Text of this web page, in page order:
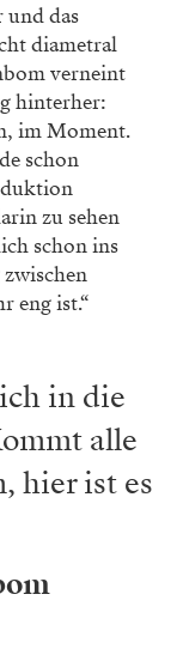
und das
diametral
verneint
hinterher:
im Moment.
schon
zu sehen
schon ins
eng ist.“
in die
alle
hier ist es